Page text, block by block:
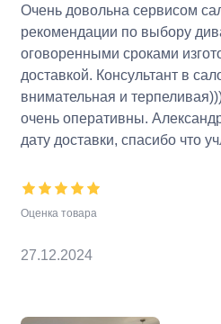
Очень довольна сервисом
рекомендации по выбору
оговоренными сроками
доставкой. Консультант в
внимательная и
очень оперативны.
дату доставки, спасибо что
Оценка товара
27.12.2024